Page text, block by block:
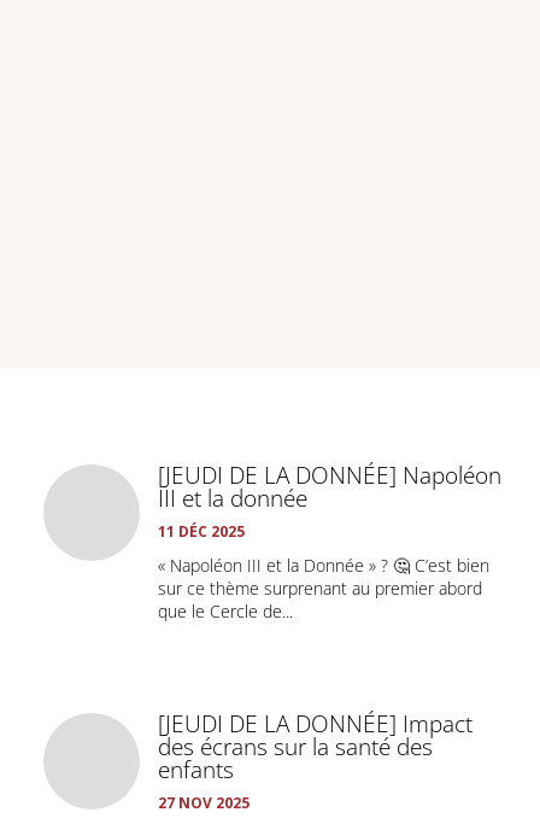
[JEUDI DE LA DONNÉE] Napoléon
III et la donnée
11 DÉC 2025
« Napoléon III et la Donnée » ? 🤔 C’est bien
sur ce thème surprenant au premier abord
que le Cercle de...
[JEUDI DE LA DONNÉE] Impact
des écrans sur la santé des
enfants
27 NOV 2025